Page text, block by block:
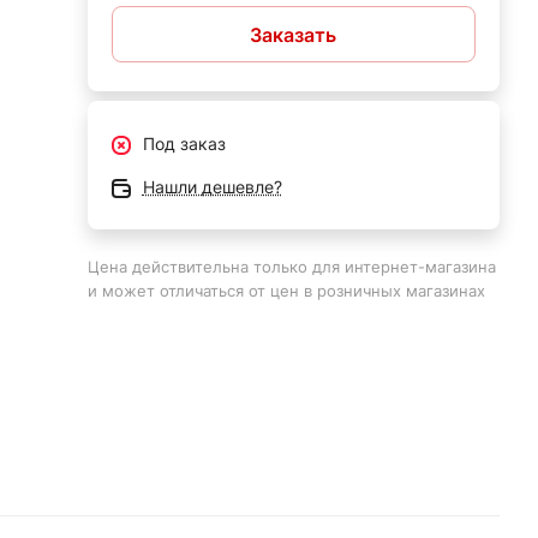
Заказать
Под заказ
Нашли дешевле?
Цена действительна только для интернет-магазина
и может отличаться от цен в розничных магазинах